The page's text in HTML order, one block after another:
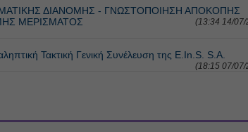
ΔΙΑΝΟΜΗΣ - ΓΝΩΣΤΟΠΟΙΗΣΗ ΑΠΟΚΟΠΗΣ
ΜΕΡΙΣΜΑΤΟΣ
(13:34 14/07/
Τακτική Γενική Συνέλευση της E.In.S. S.A.
(18:15 07/07/